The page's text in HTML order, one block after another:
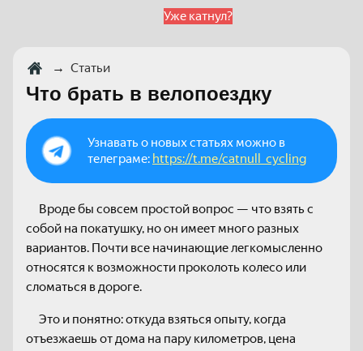
Уже катнул?
→ Статьи
Что брать в велопоездку
Узнавать о новых статьях можно в
телеграме: https://t.me/catnull_cycling
Вроде бы совсем простой вопрос — что взять с
собой на покатушку, но он имеет много разных
вариантов. Почти все начинающие легкомысленно
относятся к возможности проколоть колесо или
сломаться в дороге.
Это и понятно: откуда взяться опыту, когда
отъезжаешь от дома на пару километров, цена